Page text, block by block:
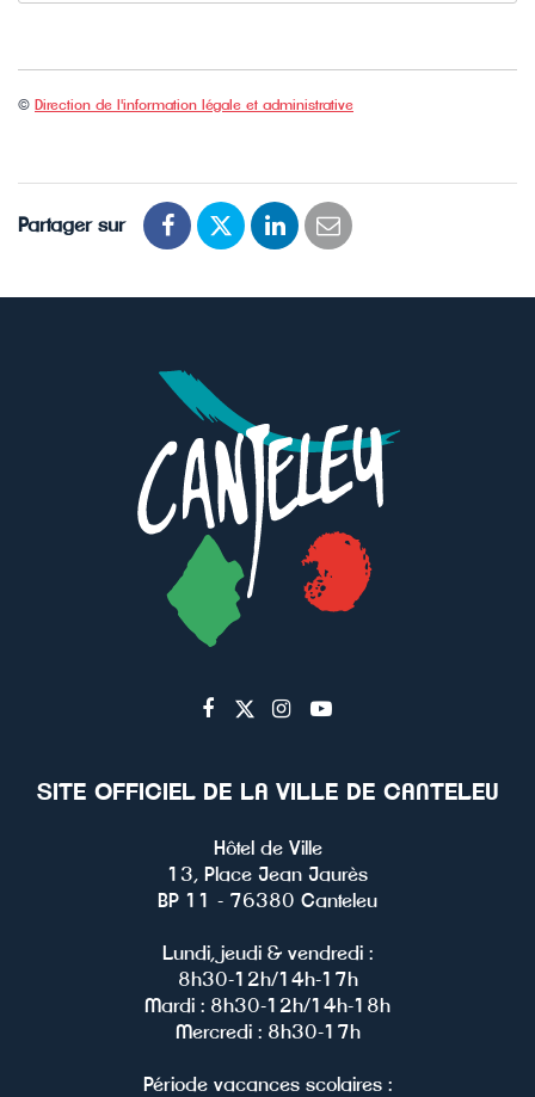
© Direction de l'information légale et administrative
Partager sur
PartagerPartagerPartagerPartager
Lien
le
Facebook
Lien
le
Twitter
Lien
le
Instagram
Lien
la
Youtube
SITE OFFICIEL DE LA VILLE DE CANTELEU
Hôtel de Ville
13, Place Jean Jaurès
BP 11 - 76380 Canteleu
Lundi, jeudi & vendredi :
8h30-12h/14h-17h
Mardi : 8h30-12h/14h-18h
Mercredi : 8h30-17h
Période vacances scolaires :